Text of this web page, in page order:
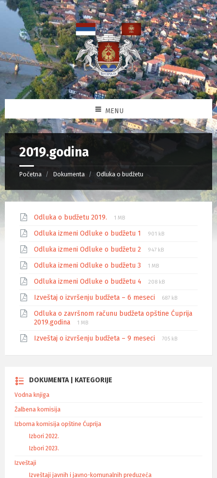
MENU
2019.godina
Početna Dokumenta Odluka o budžetu
Odluka o budžetu 2019. 1 MB
Odluka izmeni Odluke o budžetu 1 901 kB
Odluka izmeni Odluke o budžetu 2 947 kB
Odluka izmeni Odluke o budžetu 3 1 MB
Odluka izmeni Odluke o budžetu 4 208 kB
Izveštaj o izvršenju budžeta – 6 meseci 687 kB
Odluka o završnom računu budžeta opštine Ćuprija
2019.godina
1 MB
Izveštaj o izvršenju budžeta – 9 meseci 705 kB
DOKUMENTA | KATEGORIJE
Vodna knjiga
Žalbena komisija
Izborna komisija opštine Ćuprija
Izbori 2022.
Izbori 2023.
Izveštaji
Izveštaji javnih i javno-komunalnih preduzeća